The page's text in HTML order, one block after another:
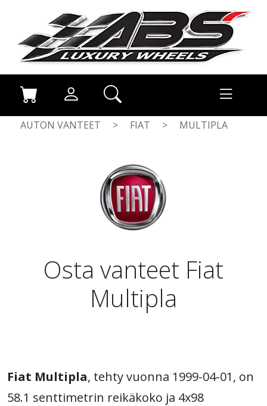
AUTON VANTEET > FIAT > MULTIPLA
Osta vanteet Fiat
Multipla
Fiat Multipla, tehty vuonna 1999-04-01, on
58.1 senttimetrin reikäkoko ja 4x98